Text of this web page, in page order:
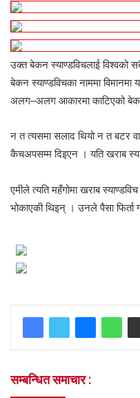
उक्त बेकन स्याण्डविचलाई विश्वको
बेकन स्याण्डविचका नाममा
अलग–अलग आकारमा काटिएको
न त त्यसमा सलाद थियो न त बटर
कैचअपसम्म दिइएन । यति खराब
एमीले त्यति महँगोमा खराब
भोकाएकी थिइन् । उनले पैसा
सम्बन्धित समाचार :